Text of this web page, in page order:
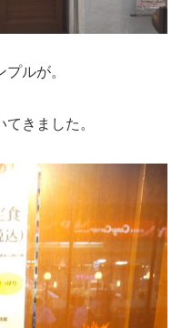
ルが。
きました。